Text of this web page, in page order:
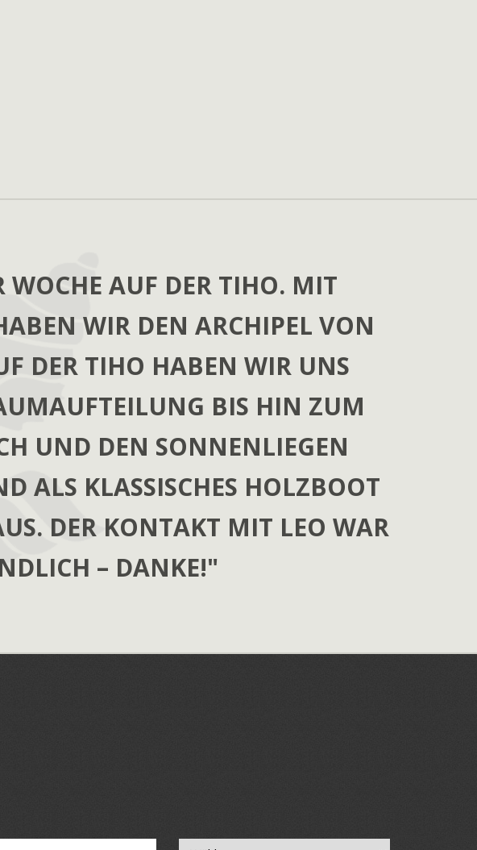
WOCHE AUF DER TIHO. MIT
WIR DEN ARCHIPEL VON
DER TIHO HABEN WIR UNS
BIS HIN ZUM
UND DEN SONNENLIEGEN
ALS KLASSISCHES HOLZBOOT
DER KONTAKT MIT LEO WAR
– DANKE!"
THE BEST EXPERIENCES IN MY
NEXT YEAR!"